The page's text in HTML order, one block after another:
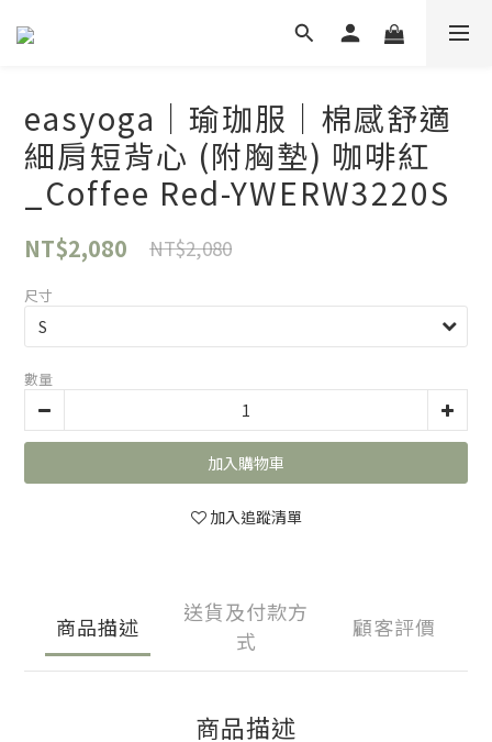
easyoga｜瑜珈服｜棉感舒適
細肩短背心 (附胸墊) 咖啡紅
_Coffee Red-YWERW3220S
NT$2,080 NT$2,080
尺寸
數量
加入購物車
加入追蹤清單
商品描述
送貨及付款方
式
顧客評價
商品描述